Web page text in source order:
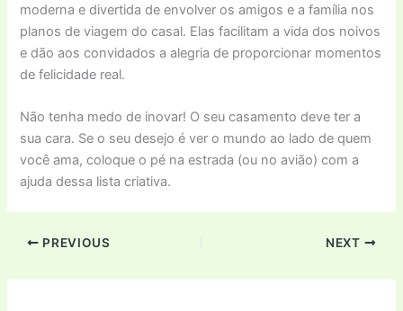
moderna e divertida de envolver os amigos e a família nos
planos de viagem do casal. Elas facilitam a vida dos noivos
e dão aos convidados a alegria de proporcionar momentos
de felicidade real.
Não tenha medo de inovar! O seu casamento deve ter a
sua cara. Se o seu desejo é ver o mundo ao lado de quem
você ama, coloque o pé na estrada (ou no avião) com a
ajuda dessa lista criativa.
PREVIOUS NEXT